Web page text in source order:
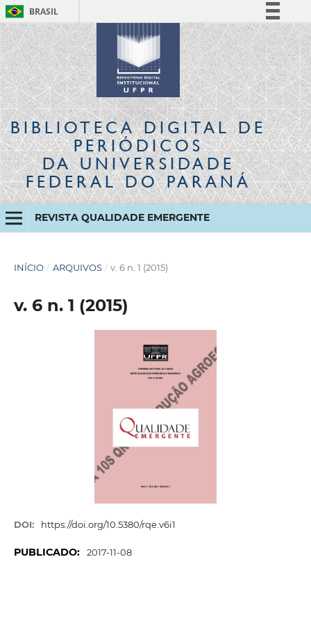
BRASIL
Simplifique!
Comunica BR
Participe
Acesso à informação
Legislação
Canais
BIBLIOTECA DIGITALDE
PERIÓDICOS
DA UNIVERSIDADE
FEDERAL DO PARANÁ
REVISTA QUALIDADE EMERGENTE
INÍCIO / ARQUIVOS / v. 6 n. 1 (2015)
v. 6 n. 1 (2015)
DOI: https://doi.org/10.5380/rqe.v6i1
PUBLICADO: 2017-11-08